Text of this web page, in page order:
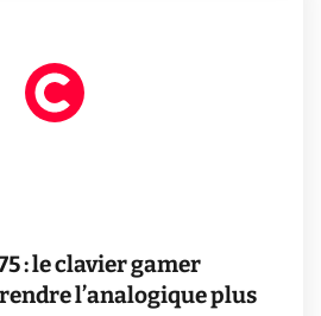
: le clavier gamer
l’analogique plus